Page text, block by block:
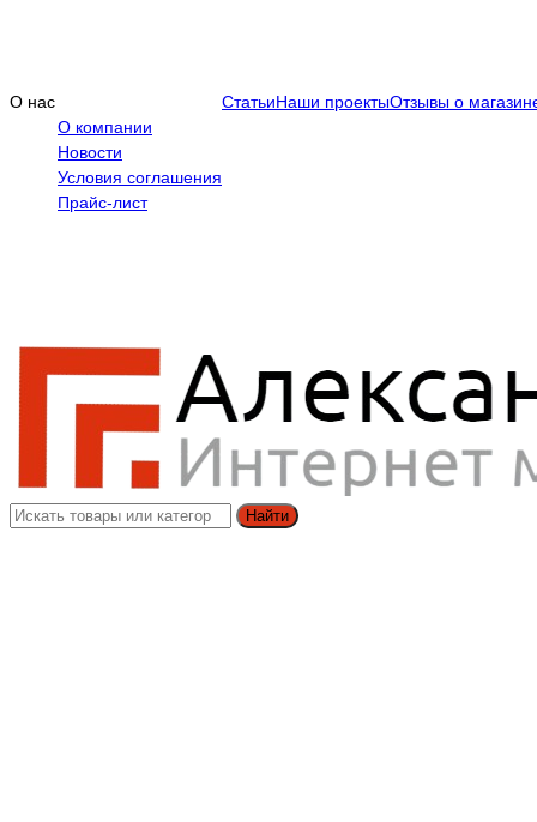
О нас
О компании
Новости
Условия соглашения
Прайс-лист
СтатьиНаши проектыОтзывы о
Найти